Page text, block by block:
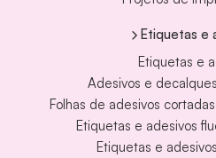
Etiquetas e
Etiquetas e
Adesivos e
Folhas de adesivos
Etiquetas e adesivos
Etiquetas e